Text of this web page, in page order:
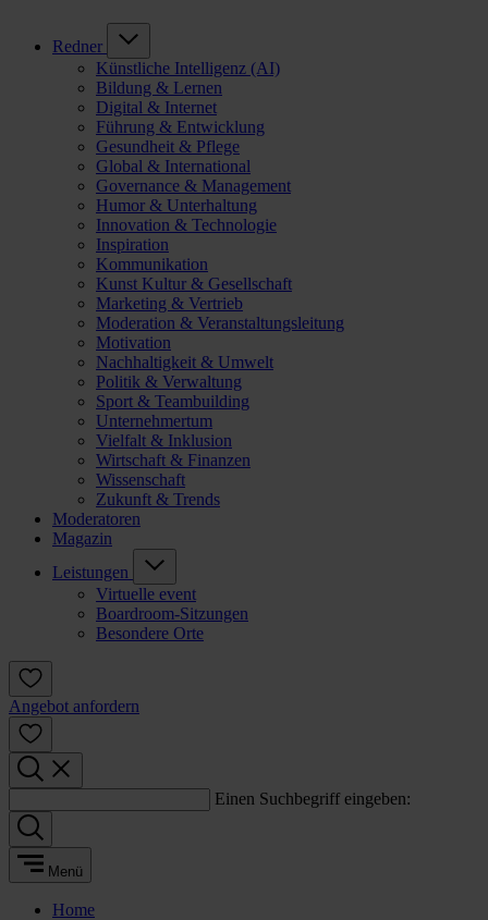
Redner
Künstliche Intelligenz (AI)
Bildung & Lernen
Digital & Internet
Führung & Entwicklung
Gesundheit & Pflege
Global & International
Governance & Management
Humor & Unterhaltung
Innovation & Technologie
Inspiration
Kommunikation
Kunst Kultur & Gesellschaft
Marketing & Vertrieb
Moderation & Veranstaltungsleitung
Motivation
Nachhaltigkeit & Umwelt
Politik & Verwaltung
Sport & Teambuilding
Unternehmertum
Vielfalt & Inklusion
Wirtschaft & Finanzen
Wissenschaft
Zukunft & Trends
Moderatoren
Magazin
Leistungen
Virtuelle event
Boardroom-Sitzungen
Besondere Orte
Angebot anfordern
Einen Suchbegriff eingeben:
Menü
Home